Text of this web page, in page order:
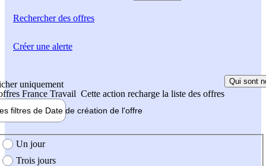
Rechercherdes offres
uniquement
France Travail Cette action recharge la liste des offres
Qui sont
filtres de Date de création de l'offre
création de l'offre
Un jour
Trois jours
Créer une alerte